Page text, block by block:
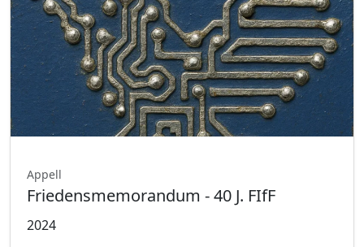
Appell
Friedensmemorandum - 40 J. FIfF
2024